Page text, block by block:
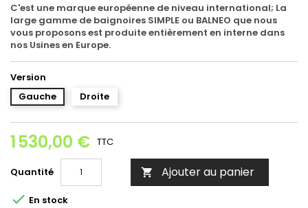
C'est une marque européenne de niveau international; La
large gamme de baignoires SIMPLE ou BALNEO que nous
vous proposons est produite entièrement en interne dans
nos Usines en Europe.
Version
Gauche
Droite
1 530,00 € TTC
Quantité  Ajouter au panier
 En stock